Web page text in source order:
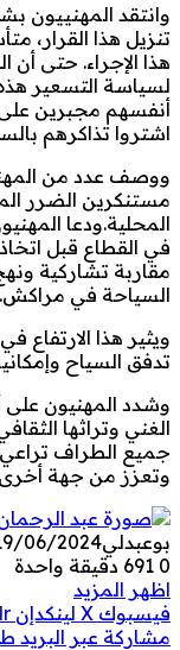
وانتقد المهنييون
تنزيل هذا القرار،
هذا الإجراء. حتى
لسياسة التسعير
أنفسهم مجبرين
اشتروا تذاكرهم
ووصف عدد من
مستنكرين الضرر
المحلية.ودعا
في القطاع قبل
مقاربة تشاركية
السياحة في مراكش.
ويثير هذا الارتفاع
تدفق السياح
وشدد المهنيون على
الغني وتراثها
جميع الطراف تراعي
وتعزز من جهة أخرى
بوعبدلي06/2024
0
دقيقة واحدة
اظهر المزيد
فيسبوك ‫X لينكدإن
مشاركة عبر البريد